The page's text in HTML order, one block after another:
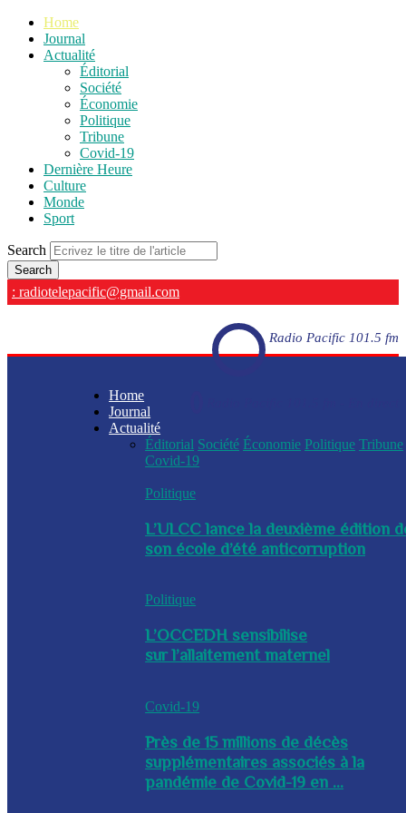
Home
Journal
Actualité
Éditorial
Société
Économie
Politique
Tribune
Covid-19
Dernière Heure
Culture
Monde
Sport
Search
: radiotelepacific@gmail.com
Radio Pacific 101.5 fm
Home
Journal
Actualité
Éditorial Société Économie Politique Tribune
Covid-19
Politique
L’ULCC lance la deuxième édition
son école d’été anticorruption
Politique
L’OCCEDH sensibilise
sur l’allaitement maternel
Covid-19
Près de 15 millions de décès
supplémentaires associés à la
pandémie de Covid-19 en ...